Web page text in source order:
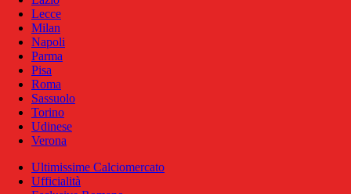
Lecce
Milan
Napoli
Parma
Pisa
Roma
Sassuolo
Torino
Udinese
Verona
Ultimissime Calciomercato
Ufficialità